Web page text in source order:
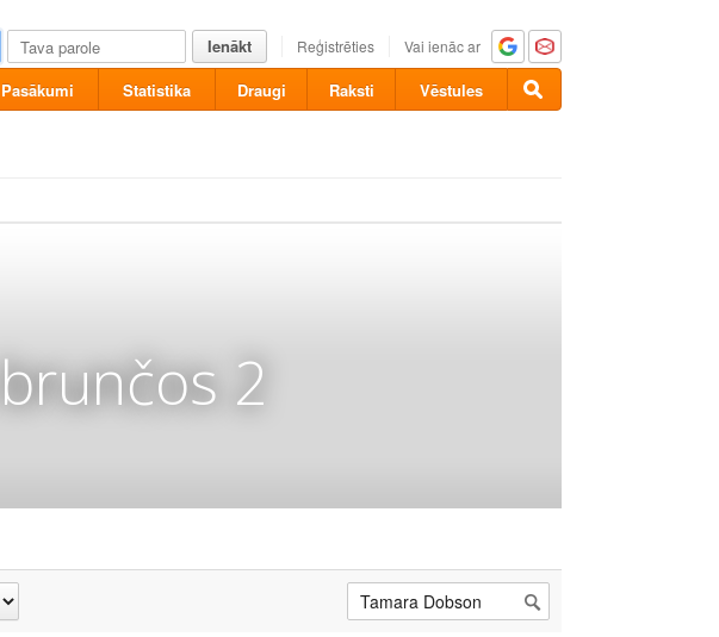
Ienākt Reģistrēties Vai ienāc ar
Pasākumi Statistika Draugi Raksti Vēstules
2